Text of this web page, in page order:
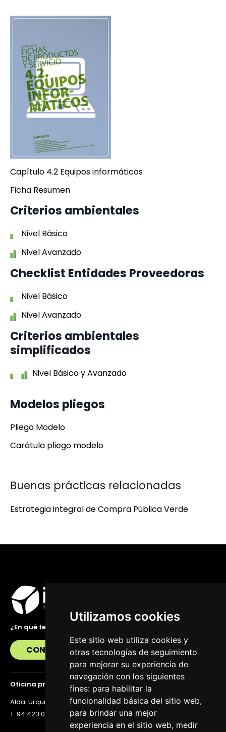
Utilizamos cookies
Este sitio web utiliza cookies y
otras tecnologías de seguimiento
para mejorar su experiencia de
navegación con los siguientes
fines: para habilitar la
funcionalidad básica del sitio web,
para brindar una mejor
experiencia en el sitio web, medir
Capítulo 4.2 Equipos informáticos
Ficha Resumen
Criterios ambientales
Nivel Básico
Nivel Avanzado
Checklist Entidades Proveedoras
Nivel Básico
Nivel Avanzado
Criterios ambientales
simplificados
Nivel Básico y Avanzado
Modelos pliegos
Pliego Modelo
Carátula pliego modelo
Buenas prácticas relacionadas
Estrategia integral de Compra Pública Verde
¿En qué te podemos ayudar?
CONTÁCTANOS
Oficina principal
Alda. Urquijo 36, 6ª planta, 48011 Bilbao
T. 94 423 07 43